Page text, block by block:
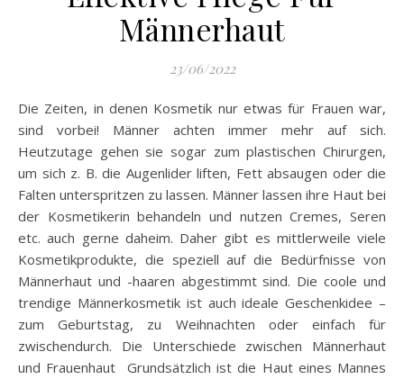
Männerhaut
23/06/2022
Die Zeiten, in denen Kosmetik nur etwas für Frauen war,
sind vorbei! Männer achten immer mehr auf sich.
Heutzutage gehen sie sogar zum plastischen Chirurgen,
um sich z. B. die Augenlider liften, Fett absaugen oder die
Falten unterspritzen zu lassen. Männer lassen ihre Haut bei
der Kosmetikerin behandeln und nutzen Cremes, Seren
etc. auch gerne daheim. Daher gibt es mittlerweile viele
Kosmetikprodukte, die speziell auf die Bedürfnisse von
Männerhaut und -haaren abgestimmt sind. Die coole und
trendige Männerkosmetik ist auch ideale Geschenkidee –
zum Geburtstag, zu Weihnachten oder einfach für
zwischendurch. Die Unterschiede zwischen Männerhaut
und Frauenhaut Grundsätzlich ist die Haut eines Mannes